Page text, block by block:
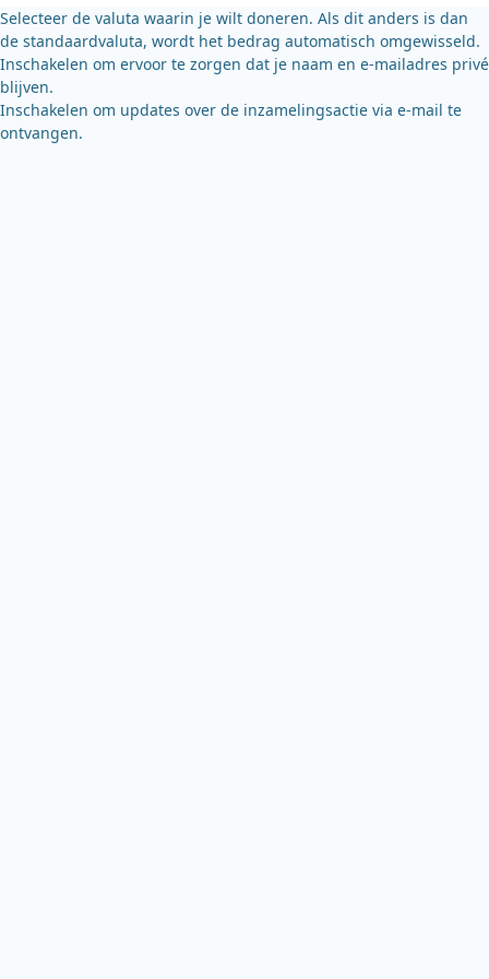
k
Selecteer de valuta waarin je wilt doneren. Als dit anders is dan
de standaardvaluta, wordt het bedrag automatisch omgewisseld.
Inschakelen om ervoor te zorgen dat je naam en e-mailadres privé
blijven.
Inschakelen om updates over de inzamelingsactie via e-mail te
ontvangen.